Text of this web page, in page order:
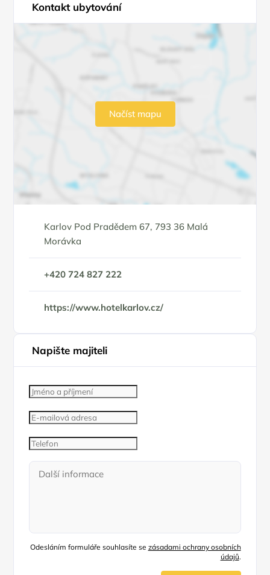
Kontakt ubytování
Načíst mapu
Karlov Pod Pradědem 67, 793 36 Malá
Morávka
+420 724 827 222
https://www.hotelkarlov.cz/
Napište majiteli
Odesláním formuláře souhlasíte se zásadami ochrany osobních
údajů.